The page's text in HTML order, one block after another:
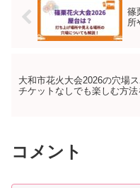
篠
所
大和市花火大会2026の穴場
チケットなしでも楽しむ方法
コメント